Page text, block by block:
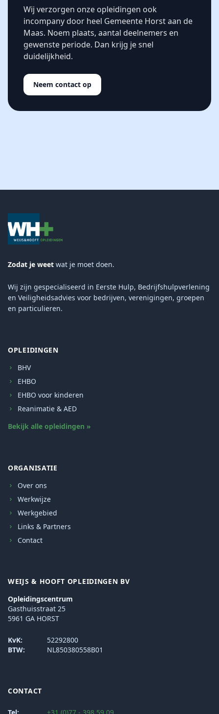
Wij verzorgen onze opleidingen ook
incompany door heel Gemeente Horst aan de
Maas. Noem plaats, aantal deelnemers en
gewenste periode. Dan krijg je snel
duidelijkheid.
Neem contact op
Zodat je weet wat je moet doen.
Wij zijn gespecialiseerd in Eerste Hulp, Bedrijfshulpverlening
en Veiligheidsadvies voor bedrijven, verenigingen, groepen
en particulieren.
OPLEIDINGEN
BHV
EHBO
EHBO voor kinderen
Reanimatie & AED
Bekijk alle opleidingen »
ORGANISATIE
Over ons
Werkwijze
Werkgebied
Links & Partners
Contact
WEIJS & HOOFT OPLEIDINGEN BV
Opleidingscentrum
Gasthuisstraat 25
5961 GA HORST
KvK:
52292800
BTW:
NL850380558B01
CONTACT